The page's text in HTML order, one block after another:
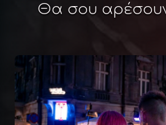
Θα σου αρέσουν